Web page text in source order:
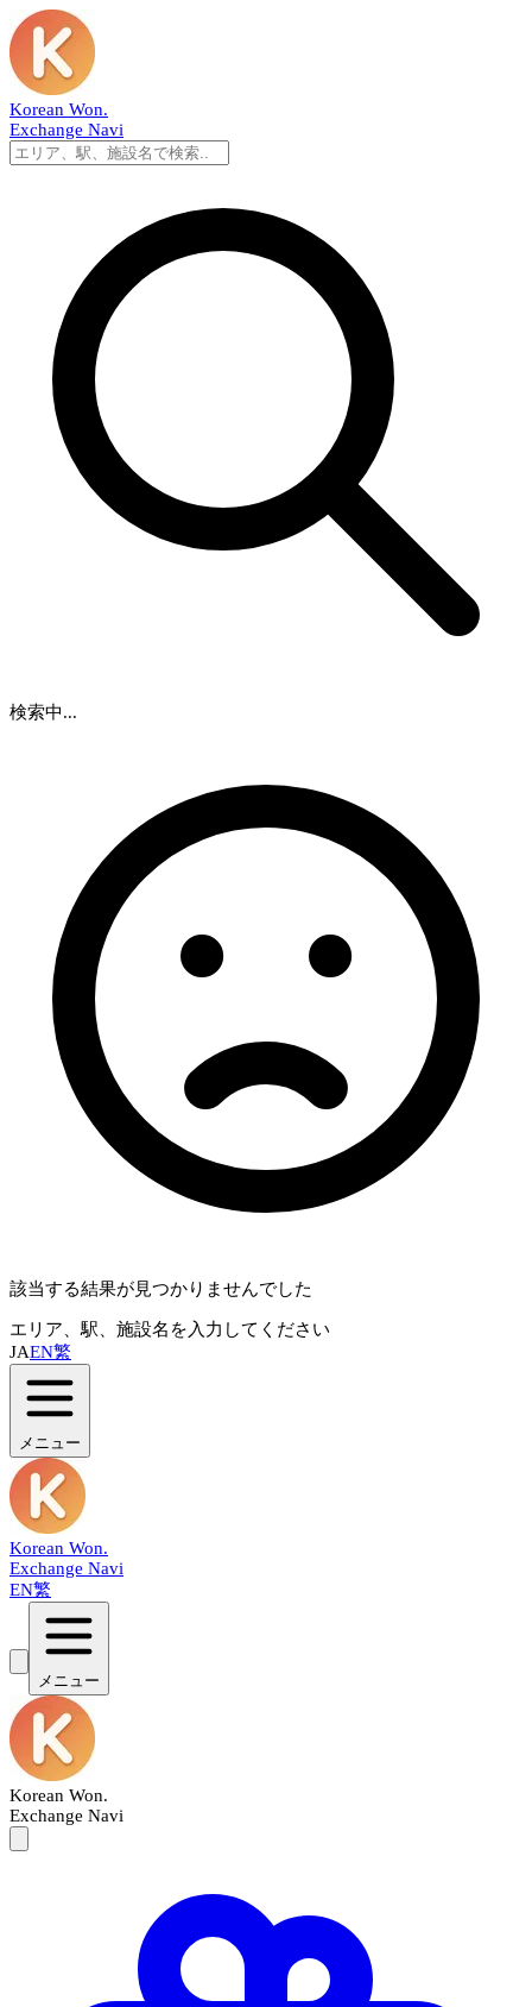
Korean Won.
Exchange Navi
検索中...
該当する結果が見つかりませんでした
エリア、駅、施設名を入力してください
JAEN繁
メニュー
Korean Won.
Exchange Navi
EN繁
メニュー
Korean Won.
Exchange Navi